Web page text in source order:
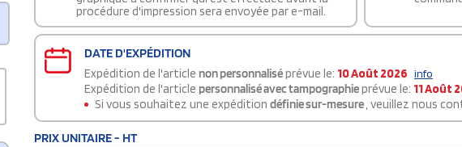
procédure d'impression sera envoyée par e-mail.
DATE D'EXPÉDITION
Expédition de l'article non personnaliséprévue le: 10 Août 2026 info
Expédition de l'article personnalisé avec tampographieprévue le: 11 Août
Si vous souhaitez une expédition définie sur-mesure, veuillez nous
PRIX UNITAIRE - HT